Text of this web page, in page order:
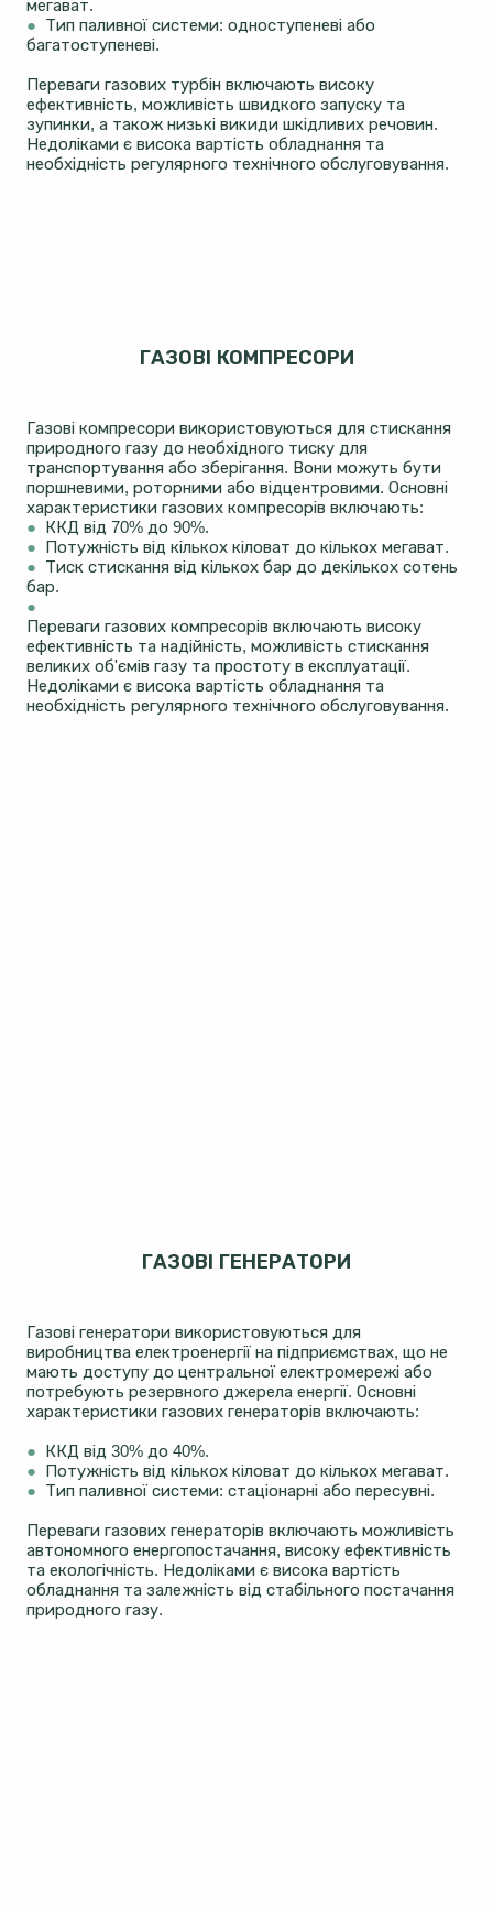
мегават.
● Тип паливної системи: одноступеневі або
багатоступеневі.
Переваги газових турбін включають високу
ефективність, можливість швидкого запуску та
зупинки, а також низькі викиди шкідливих речовин.
Недоліками є висока вартість обладнання та
необхідність регулярного технічного обслуговування.
ГАЗОВІ КОМПРЕСОРИ
Газові компресори використовуються для стискання
природного газу до необхідного тиску для
транспортування або зберігання. Вони можуть бути
поршневими, роторними або відцентровими. Основні
характеристики газових компресорів включають:
● ККД від 70% до 90%.
● Потужність від кількох кіловат до кількох мегават.
● Тиск стискання від кількох бар до декількох сотень
бар.
●
Переваги газових компресорів включають високу
ефективність та надійність, можливість стискання
великих об'ємів газу та простоту в експлуатації.
Недоліками є висока вартість обладнання та
необхідність регулярного технічного обслуговування.
ГАЗОВІ ГЕНЕРАТОРИ
Газові генератори використовуються для
виробництва електроенергії на підприємствах, що не
мають доступу до центральної електромережі або
потребують резервного джерела енергії. Основні
характеристики газових генераторів включають:
● ККД від 30% до 40%.
● Потужність від кількох кіловат до кількох мегават.
● Тип паливної системи: стаціонарні або пересувні.
Переваги газових генераторів включають можливість
автономного енергопостачання, високу ефективність
та екологічність. Недоліками є висока вартість
обладнання та залежність від стабільного постачання
природного газу.